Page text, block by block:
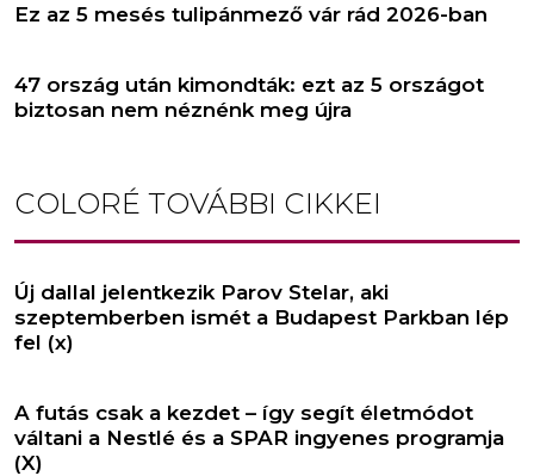
Ez az 5 mesés tulipánmező vár rád 2026-ban
47 ország után kimondták: ezt az 5 országot
biztosan nem néznénk meg újra
COLORÉ TOVÁBBI CIKKEI
Új dallal jelentkezik Parov Stelar, aki
szeptemberben ismét a Budapest Parkban lép
fel (x)
A futás csak a kezdet – így segít életmódot
váltani a Nestlé és a SPAR ingyenes programja
(X)